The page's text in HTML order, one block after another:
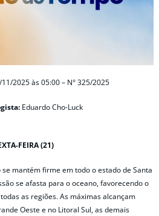
2025 às 05:00 – N° 325/2025
Eduardo Cho-Luck
FEIRA (21)
se mantém firme em todo o estado de Santa
se afasta para o oceano, favorecendo o
as regiões. As máximas alcançam
Oeste e no Litoral Sul, as demais